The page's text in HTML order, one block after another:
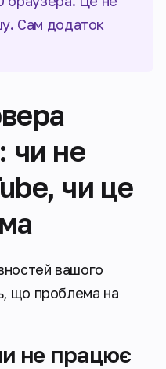
Сам додаток
чи не
чи це
вашого
що проблема на
не працює